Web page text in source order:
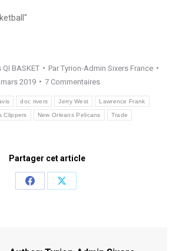
BASKET Par Tyrion-Admin Sixers France
mars 2019
7 Commentaires
doc rivers Jerry West Lawrence Frank
Clippers New Orleans Pelicans Trade
Partager cet article
Share
Share